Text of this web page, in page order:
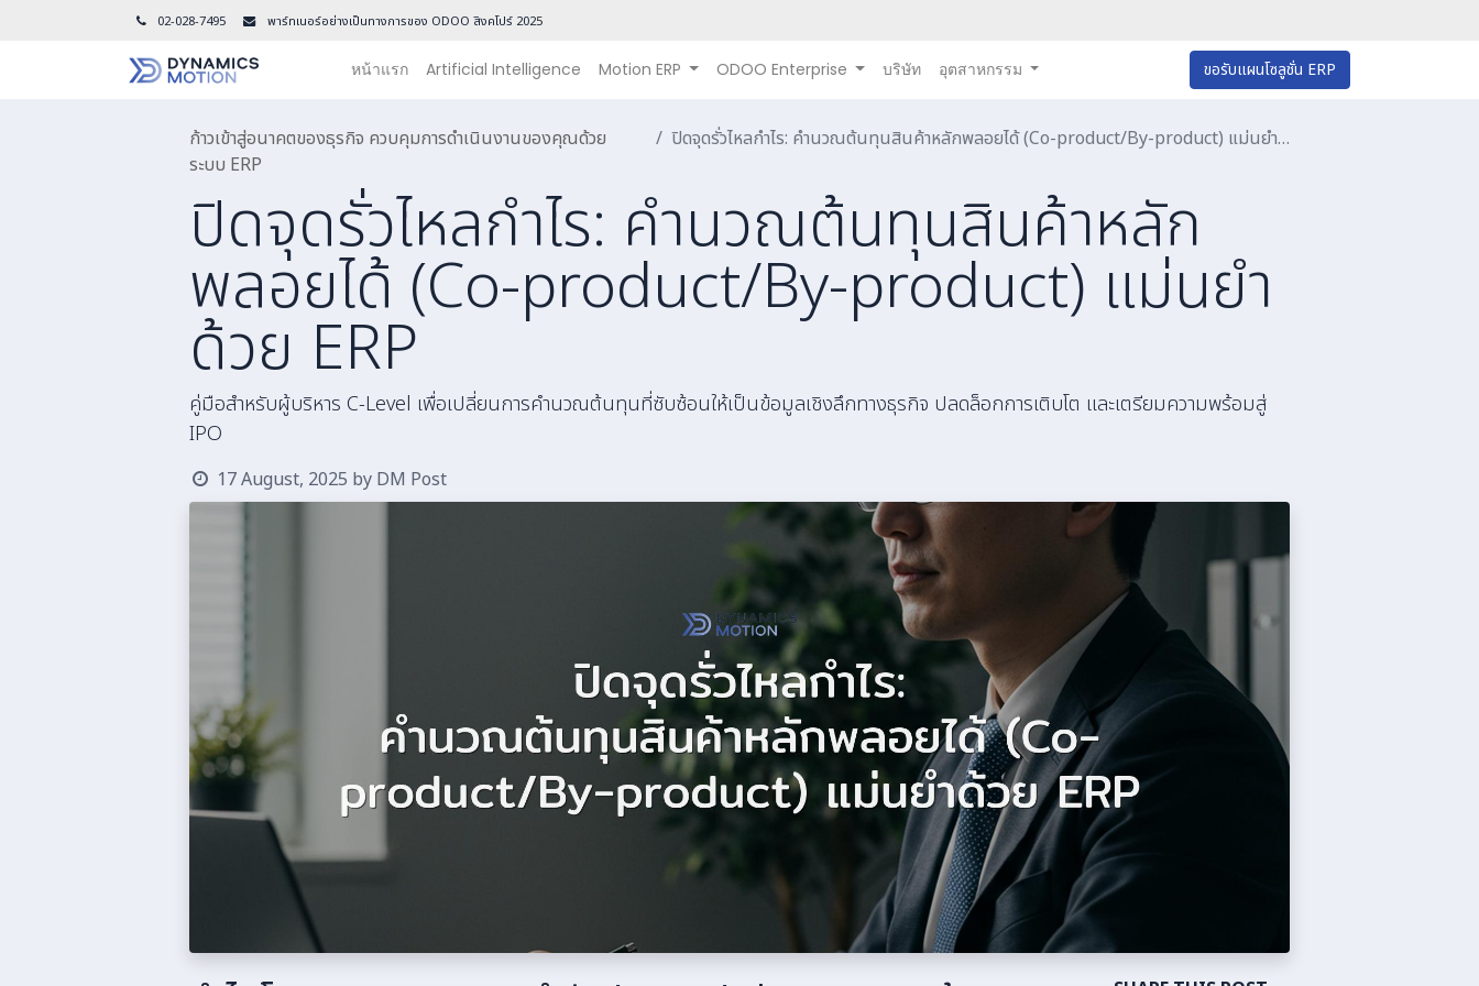
02-028-7495 พาร์ทเนอร์อย่างเป็นทางการของ ODOO สิงคโปร์ 2025
หน้าแรก Artificial Intelligence Motion ERP ODOO Enterprise บริษัท อุตสาหกรรม ขอรับแผนโซลูชั่น ERP
ก้าวเข้าสู่อนาคตของธุรกิจ ควบคุมการดำเนินงานของคุณด้วย
ระบบ ERP
ปิดจุดรั่วไหลกำไร: คำนวณต้นทุนสินค้าหลักพลอยได้ (Co-product/By-product) แม่นยำด้วย ERP
ปิดจุดรั่วไหลกำไร: คำนวณต้นทุนสินค้าหลัก
พลอยได้ (Co-product/By-product) แม่นยำ
ด้วย ERP
คู่มือสำหรับผู้บริหาร C-Level เพื่อเปลี่ยนการคำนวณต้นทุนที่ซับซ้อนให้เป็นข้อมูลเชิงลึกทางธุรกิจ ปลดล็อกการเติบโต และเตรียมความพร้อมสู่
IPO
17 August, 2025 by DM Post